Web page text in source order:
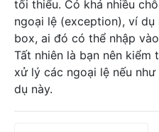
tối thiểu. Có khá nhiều
ngoại lệ (exception), ví
box, ai đó có thể nhập
Tất nhiên là bạn nên kiểm
xử lý các ngoại lệ nếu
dụ này.